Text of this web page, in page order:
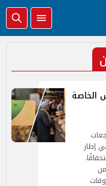
الخاصة
إطار